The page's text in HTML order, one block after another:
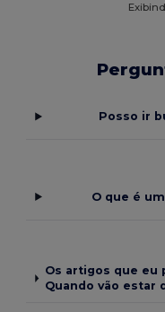
Posso ir
O que é
Os artigos que eu
Quando vão estar